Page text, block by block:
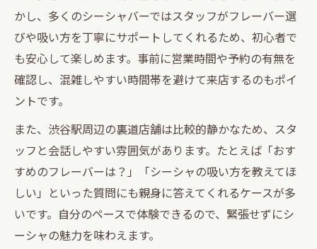
かし、多くのシーシャバーではスタッフがフレーバー選
びや吸い方を丁寧にサポートしてくれるため、初心者で
も安心して楽しめます。事前に営業時間や予約の有無を
確認し、混雑しやすい時間帯を避けて来店するのもポイ
ントです。
また、渋谷駅周辺の裏道店舗は比較的静かなため、スタ
ッフと会話しやすい雰囲気があります。たとえば「おす
すめのフレーバーは？」「シーシャの吸い方を教えてほ
しい」といった質問にも親身に答えてくれるケースが多
いです。自分のペースで体験できるので、緊張せずにシ
ーシャの魅力を味わえます。